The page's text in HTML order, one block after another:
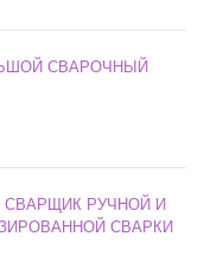
СВАРОЧНЫЙ
РУЧНОЙ И
СВАРКИ